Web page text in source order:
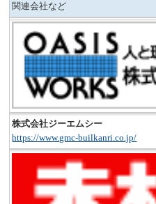
関連会社など
株式会社ジーエムシー
https://www.gmc-builkanri.co.jp/